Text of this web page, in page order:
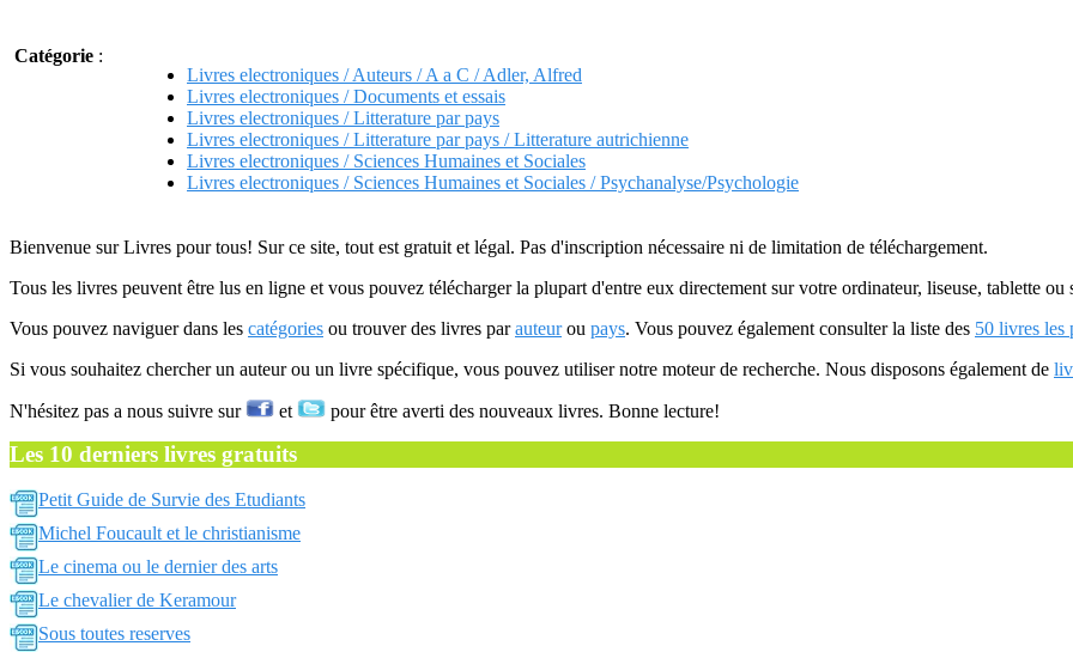
Catégorie :
Livres electroniques / Auteurs / A a C / Adler, Alfred
Livres electroniques / Documents et essais
Livres electroniques / Litterature par pays
Livres electroniques / Litterature par pays / Litterature autrichienne
Livres electroniques / Sciences Humaines et Sociales
Livres electroniques / Sciences Humaines et Sociales / Psychanalyse/Psychologie
Bienvenue sur Livres pour tous! Sur ce site, tout est gratuit et légal. Pas d'inscription nécessaire ni de limitation de téléchargement.
Tous les livres peuvent être lus en ligne et vous pouvez télécharger la plupart d'entre eux directement sur votre ordinateur, liseuse, tablette ou
Vous pouvez naviguer dans les catégories ou trouver des livres parauteurou pays. Vous pouvez également consulter la liste des 50 livres les
Si vous souhaitez chercher un auteur ou un livre spécifique, vous pouvez utiliser notre moteur de recherche. Nous disposons également de
N'hésitez pas a nous suivre sur et pour être averti des nouveaux livres. Bonne lecture!
Les 10 derniers livres gratuits
Petit Guide de Survie des Etudiants
Michel Foucault et le christianisme
Le cinema ou le dernier des arts
Le chevalier de Keramour
Sous toutes reserves